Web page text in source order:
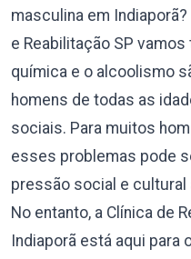
masculina em
e Reabilitação SP
química e o alcoolismo
homens de todas as
sociais. Para muitos
esses problemas pode
pressão social e
No entanto, a Clínica de
Indiaporã está aqui